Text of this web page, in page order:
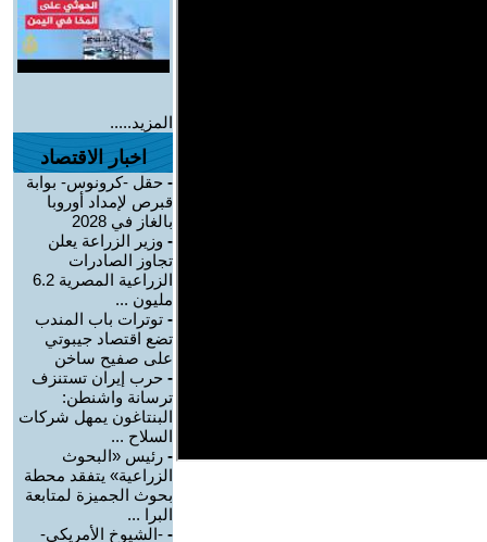
المزيد.....
اخبار الاقتصاد
- حقل -كرونوس- بوابة
قبرص لإمداد أوروبا
بالغاز في 2028
- وزير الزراعة يعلن
تجاوز الصادرات
الزراعية المصرية 6.2
مليون ...
- توترات باب المندب
تضع اقتصاد جيبوتي
على صفيح ساخن
- حرب إيران تستنزف
ترسانة واشنطن:
البنتاغون يمهل شركات
السلاح ...
- رئيس «البحوث
الزراعية» يتفقد محطة
بحوث الجميزة لمتابعة
البرا ...
- -الشيوخ الأمريكي-